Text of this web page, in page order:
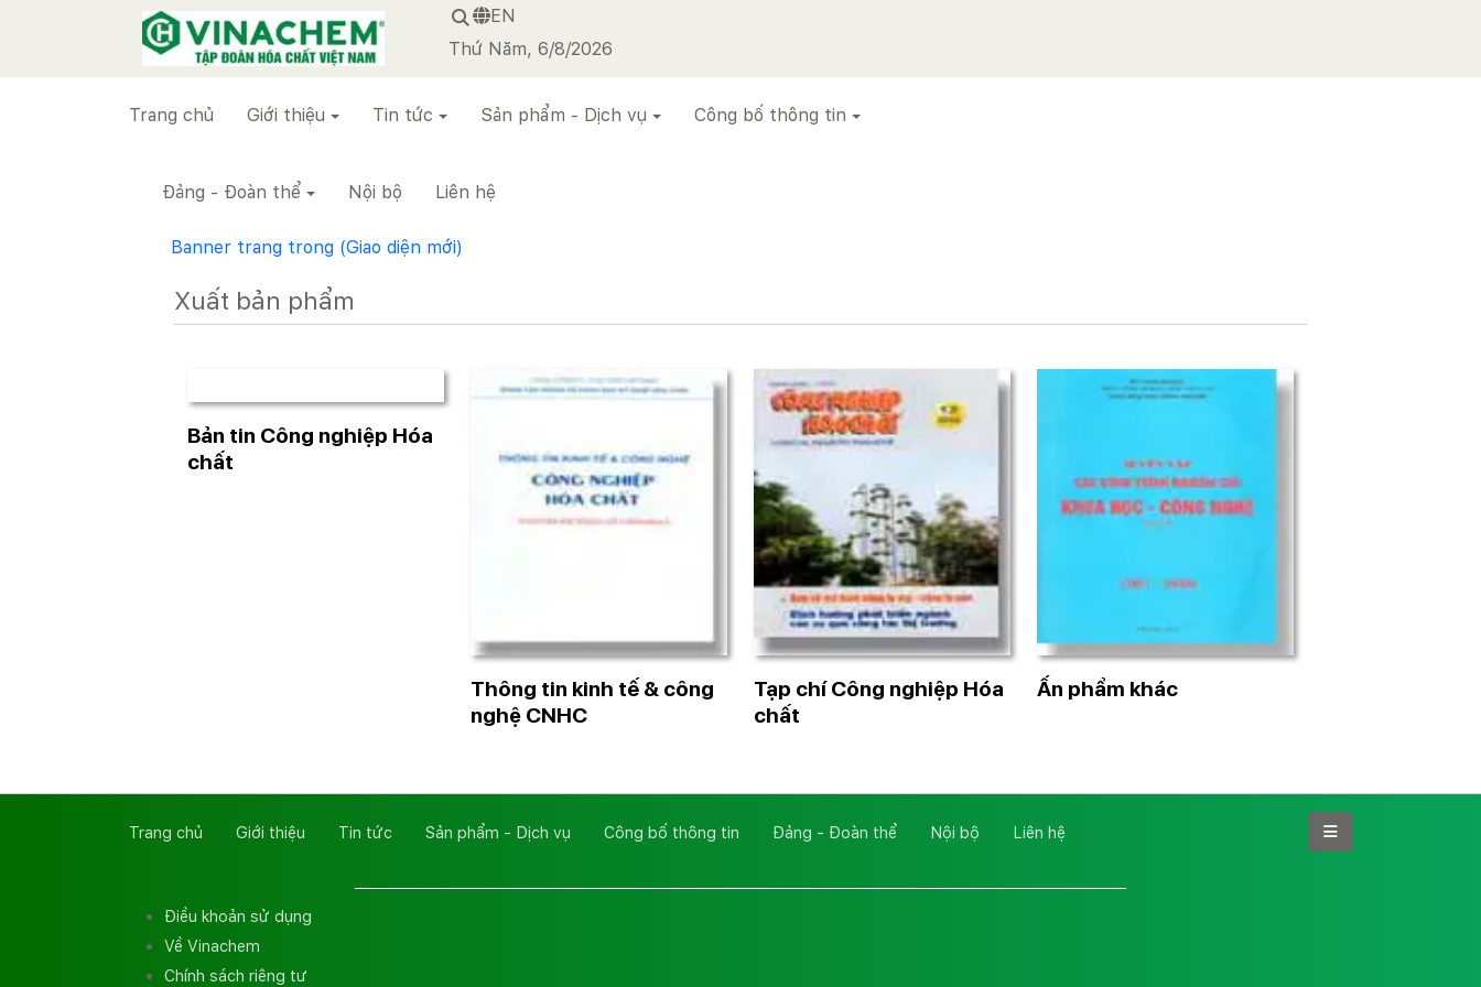
VINACHEM
EN
Thứ Năm, 6/8/2026
Trang chủ Giới thiệu Tin tức Sản phẩm - Dịch vụ Công bố thông tin
Đảng - Đoàn thể Nội bộ Liên hệ
Banner trang trong (Giao diện mới)
Xuất bản phẩm
Bản tin Công nghiệp Hóa
chất
Thông tin kinh tế & công
nghệ CNHC
Tạp chí Công nghiệp Hóa
chất
Ấn phẩm khác
Trang chủ Giới thiệu Tin tức Sản phẩm - Dịch vụ Công bố thông tin Đảng - Đoàn thể Nội bộ Liên hệ
Điều khoản sử dụng
Về Vinachem
Chính sách riêng tư